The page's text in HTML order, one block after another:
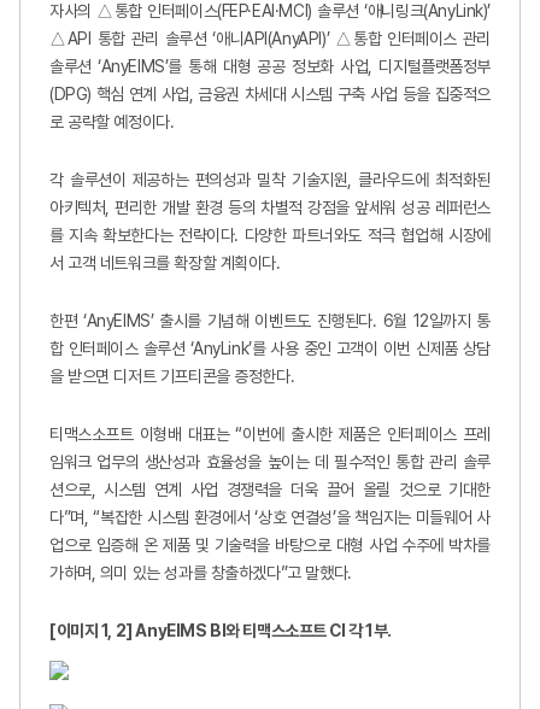
자사의 △통합 인터페이스(FEP·EAI·MCI) 솔루션 ‘애니링크(AnyLink)’
△API 통합 관리 솔루션 ‘애니API(AnyAPI)’ △통합 인터페이스 관리
솔루션 ‘AnyEIMS’를 통해 대형 공공 정보화 사업, 디지털플랫폼정부
(DPG) 핵심 연계 사업, 금융권 차세대 시스템 구축 사업 등을 집중적으
로 공략할 예정이다.
각 솔루션이 제공하는 편의성과 밀착 기술지원, 클라우드에 최적화된
아키텍처, 편리한 개발 환경 등의 차별적 강점을 앞세워 성공 레퍼런스
를 지속 확보한다는 전략이다. 다양한 파트너와도 적극 협업해 시장에
서 고객 네트워크를 확장할 계획이다.
한편 ‘AnyEIMS’ 출시를 기념해 이벤트도 진행된다. 6월 12일까지 통
합 인터페이스 솔루션 ‘AnyLink’를 사용 중인 고객이 이번 신제품 상담
을 받으면 디저트 기프티콘을 증정한다.
티맥스소프트 이형배 대표는 “이번에 출시한 제품은 인터페이스 프레
임워크 업무의 생산성과 효율성을 높이는 데 필수적인 통합 관리 솔루
션으로, 시스템 연계 사업 경쟁력을 더욱 끌어 올릴 것으로 기대한
다”며, “복잡한 시스템 환경에서 ‘상호 연결성’을 책임지는 미들웨어 사
업으로 입증해 온 제품 및 기술력을 바탕으로 대형 사업 수주에 박차를
가하며, 의미 있는 성과를 창출하겠다”고 말했다.
[이미지 1, 2] AnyEIMS BI와 티맥스소프트 CI 각 1부.